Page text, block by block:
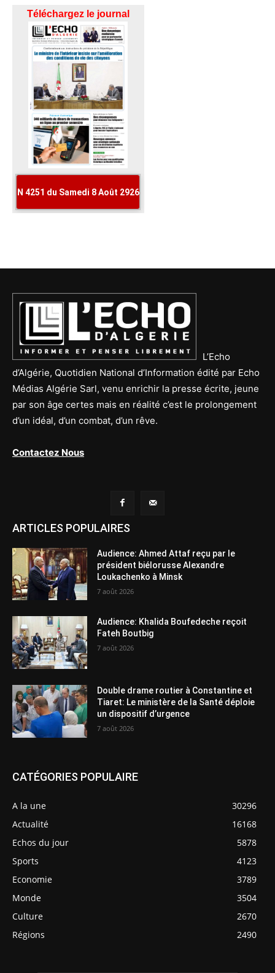
L’Echo
d’Algérie, Quotidien National d’Information édité par Echo
Médias Algérie Sarl, venu enrichir la presse écrite, jeune
par son âge certes mais en réalité c’est le prolongement
d’un idéal, d’un combat, d’un rêve.
Contactez Nous
ARTICLES POPULAIRES
Audience: Ahmed Attaf reçu par le
président biélorusse Alexandre
Loukachenko à Minsk
7 août 2026
Audience: Khalida Boufedeche reçoit
Fateh Boutbig
7 août 2026
Double drame routier à Constantine et
Tiaret: Le ministère de la Santé déploie
un dispositif d’urgence
7 août 2026
CATÉGORIES POPULAIRE
A la une
30296
Actualité
16168
Echos du jour
5878
Sports
4123
Economie
3789
Monde
3504
Culture
2670
Régions
2490